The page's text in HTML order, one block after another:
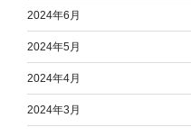
2024年6月
2024年5月
2024年4月
2024年3月